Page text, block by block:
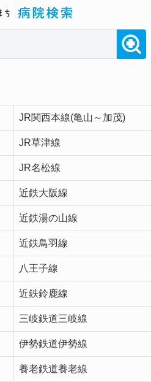
JR関西本線(亀山～加茂)
JR草津線
JR名松線
近鉄大阪線
近鉄湯の山線
近鉄鳥羽線
八王子線
近鉄鈴鹿線
三岐鉄道三岐線
伊勢鉄道伊勢線
養老鉄道養老線